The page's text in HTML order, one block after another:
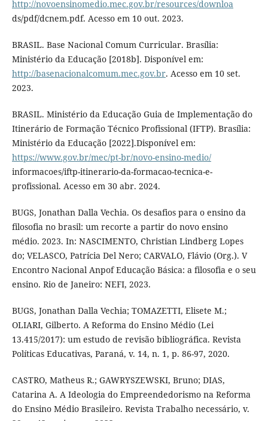
http://novoensinomedio.mec.gov.br/resources/downloa
ds/pdf/dcnem.pdf. Acesso em 10 out. 2023.
BRASIL. Base Nacional Comum Curricular. Brasília:
Ministério da Educação [2018b]. Disponível em:
http://basenacionalcomum.mec.gov.br. Acesso em 10 set.
2023.
BRASIL. Ministério da Educação Guia de Implementação do
Itinerário de Formação Técnico Profissional (IFTP). Brasília:
Ministério da Educação [2022].Disponível em:
https://www.gov.br/mec/pt-br/novo-ensino-medio/
informacoes/iftp-itinerario-da-formacao-tecnica-e-
profissional. Acesso em 30 abr. 2024.
BUGS, Jonathan Dalla Vechia. Os desafios para o ensino da
filosofia no brasil: um recorte a partir do novo ensino
médio. 2023. In: NASCIMENTO, Christian Lindberg Lopes
do; VELASCO, Patrícia Del Nero; CARVALO, Flávio (Org.). V
Encontro Nacional Anpof Educação Básica: a filosofia e o seu
ensino. Rio de Janeiro: NEFI, 2023.
BUGS, Jonathan Dalla Vechia; TOMAZETTI, Elisete M.;
OLIARI, Gilberto. A Reforma do Ensino Médio (Lei
13.415/2017): um estudo de revisão bibliográfica. Revista
Políticas Educativas, Paraná, v. 14, n. 1, p. 86-97, 2020.
CASTRO, Matheus R.; GAWRYSZEWSKI, Bruno; DIAS,
Catarina A. A Ideologia do Empreendedorismo na Reforma
do Ensino Médio Brasileiro. Revista Trabalho necessário, v.